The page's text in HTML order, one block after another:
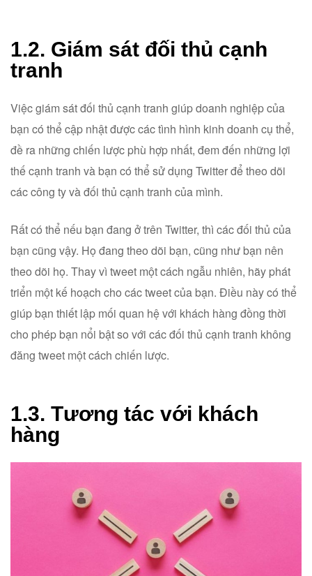
1.2. Giám sát đối thủ cạnh
tranh
Việc giám sát đối thủ cạnh tranh giúp doanh nghiệp của
bạn có thể cập nhật được các tình hình kinh doanh cụ thể,
đề ra những chiến lược phù hợp nhất, đem đến những lợi
thế cạnh tranh và bạn có thể sử dụng Twitter để theo dõi
các công ty và đối thủ cạnh tranh của mình.
Rất có thể nếu bạn đang ở trên Twitter, thì các đối thủ của
bạn cũng vậy. Họ đang theo dõi bạn, cũng như bạn nên
theo dõi họ. Thay vì tweet một cách ngẫu nhiên, hãy phát
triển một kế hoạch cho các tweet của bạn. Điều này có thể
giúp bạn thiết lập mối quan hệ với khách hàng đồng thời
cho phép bạn nổi bật so với các đối thủ cạnh tranh không
đăng tweet một cách chiến lược.
1.3. Tương tác với khách
hàng